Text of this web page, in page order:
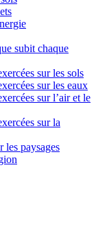
subit chaque
sur les sols
sur les eaux
sur l’air et le
sur la
les paysages